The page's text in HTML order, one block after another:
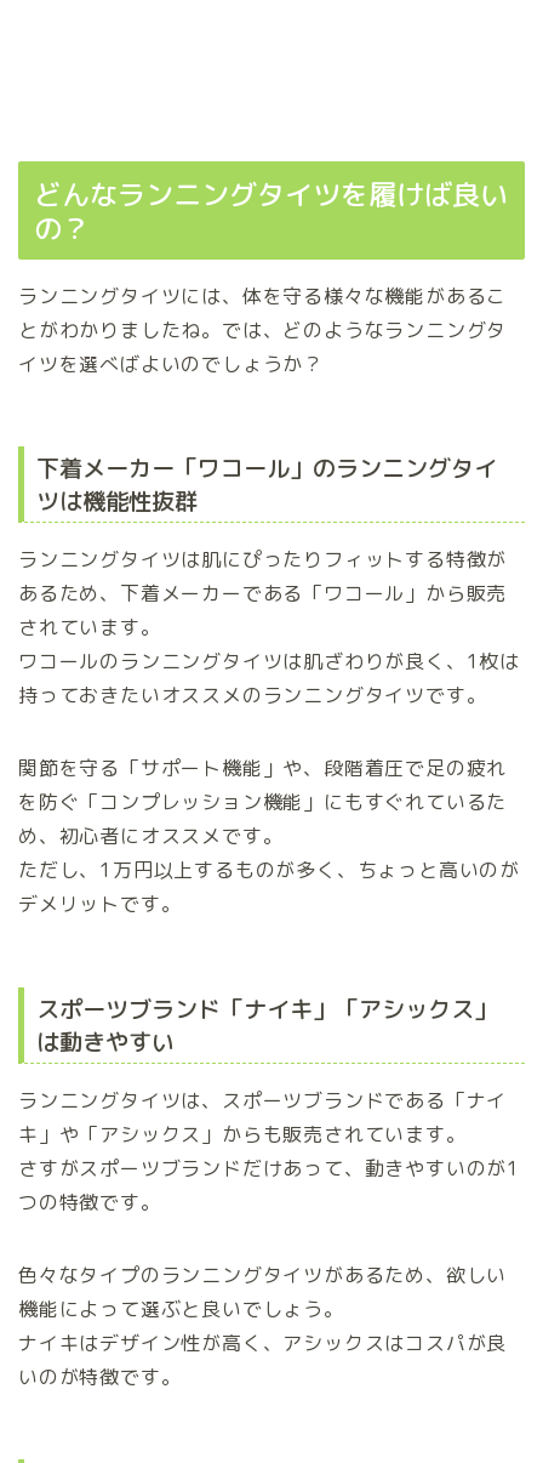
どんなランニングタイツを履けば良い
の？
ランニングタイツには、体を守る様々な機能があるこ
とがわかりましたね。では、どのようなランニングタ
イツを選べばよいのでしょうか？
下着メーカー「ワコール」のランニングタイ
ツは機能性抜群
ランニングタイツは肌にぴったりフィットする特徴が
あるため、下着メーカーである「ワコール」から販売
されています。
ワコールのランニングタイツは肌ざわりが良く、1枚は
持っておきたいオススメのランニングタイツです。
関節を守る「サポート機能」や、段階着圧で足の疲れ
を防ぐ「コンプレッション機能」にもすぐれているた
め、初心者にオススメです。
ただし、1万円以上するものが多く、ちょっと高いのが
デメリットです。
スポーツブランド「ナイキ」「アシックス」
は動きやすい
ランニングタイツは、スポーツブランドである「ナイ
キ」や「アシックス」からも販売されています。
さすがスポーツブランドだけあって、動きやすいのが1
つの特徴です。
色々なタイプのランニングタイツがあるため、欲しい
機能によって選ぶと良いでしょう。
ナイキはデザイン性が高く、アシックスはコスパが良
いのが特徴です。